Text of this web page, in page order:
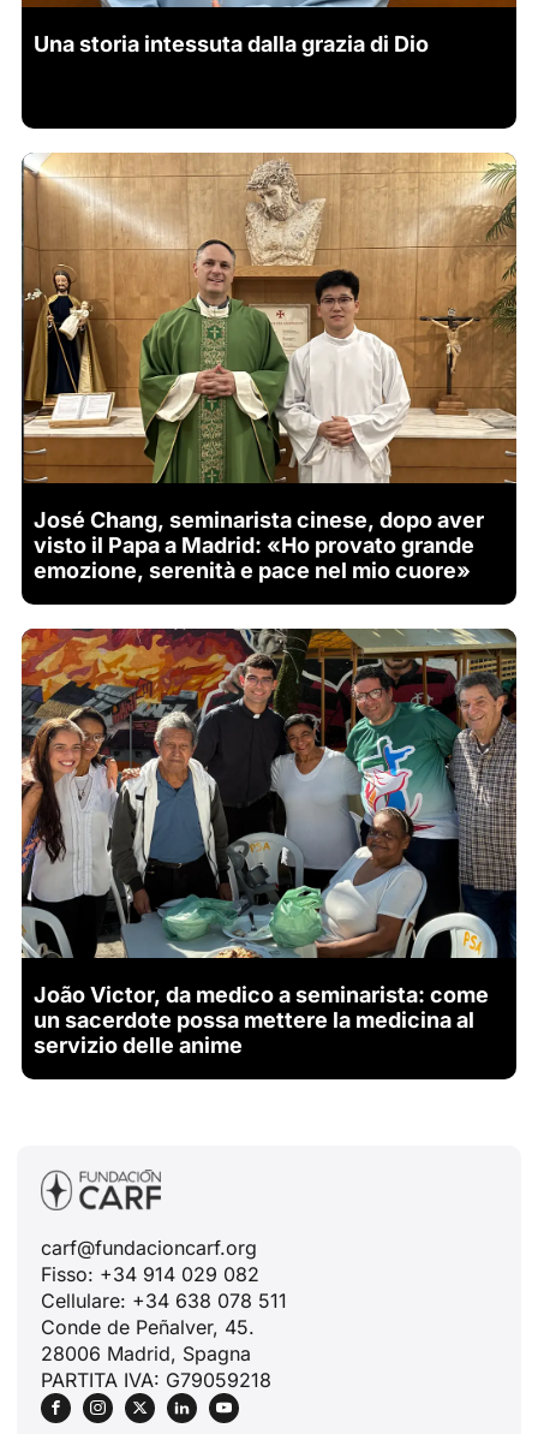
Una storia intessuta dalla grazia di Dio
José Chang, seminarista cinese, dopo aver
visto il Papa a Madrid: «Ho provato grande
emozione, serenità e pace nel mio cuore»
João Victor, da medico a seminarista: come
un sacerdote possa mettere la medicina al
servizio delle anime
carf@fundacioncarf.org
Fisso: +34 914 029 082
Cellulare: +34 638 078 511
Conde de Peñalver, 45.
28006 Madrid, Spagna
PARTITA IVA: G79059218